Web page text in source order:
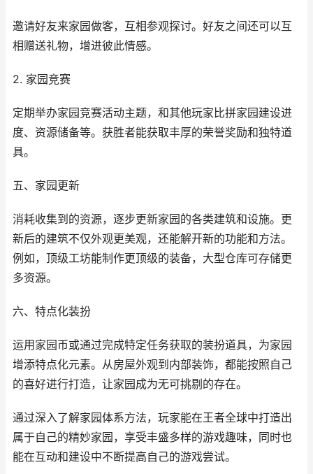
邀请好友来家园做客，互相参观探讨。好友之间还可以互
相赠送礼物，增进彼此情感。
2. 家园竞赛
定期举办家园竞赛活动主题，和其他玩家比拼家园建设进
度、资源储备等。获胜者能获取丰厚的荣誉奖励和独特道
具。
五、家园更新
消耗收集到的资源，逐步更新家园的各类建筑和设施。更
新后的建筑不仅外观更美观，还能解开新的功能和方法。
例如，顶级工坊能制作更顶级的装备，大型仓库可存储更
多资源。
六、特点化装扮
运用家园币或通过完成特定任务获取的装扮道具，为家园
增添特点化元素。从房屋外观到内部装饰，都能按照自己
的喜好进行打造，让家园成为无可挑剔的存在。
通过深入了解家园体系方法，玩家能在王者全球中打造出
属于自己的精妙家园，享受丰盛多样的游戏趣味，同时也
能在互动和建设中不断提高自己的游戏尝试。